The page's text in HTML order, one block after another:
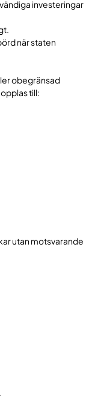
investeringar
när staten
obegränsad
till:
utan motsvarande